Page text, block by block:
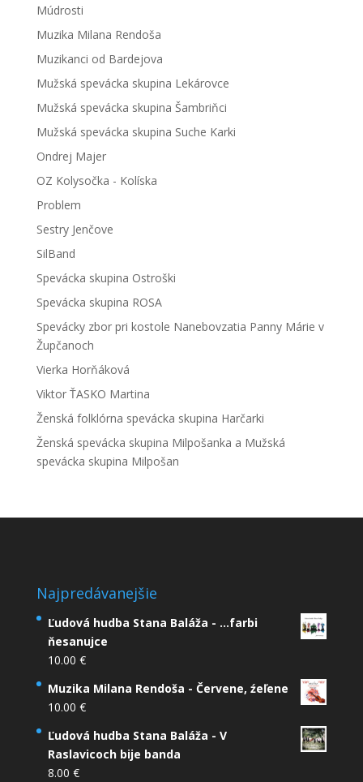
Múdrosti
Muzika Milana Rendoša
Muzikanci od Bardejova
Mužská spevácka skupina Lekárovce
Mužská spevácka skupina Šambriňci
Mužská spevácka skupina Suche Karki
Ondrej Majer
OZ Kolysočka - Kolíska
Problem
Sestry Jenčove
SilBand
Spevácka skupina Ostroški
Spevácka skupina ROSA
Spevácky zbor pri kostole Nanebovzatia Panny Márie v
Župčanoch
Vierka Horňáková
Viktor ŤASKO Martina
Ženská folklórna spevácka skupina Harčarki
Ženská spevácka skupina Milpošanka a Mužská
spevácka skupina Milpošan
Najpredávanejšie
Ľudová hudba Stana Baláža - ...farbi
ňesanujce
10.00 €
Muzika Milana Rendoša - Červene, źeľene
10.00 €
Ľudová hudba Stana Baláža - V
Raslavicoch bije banda
8.00 €